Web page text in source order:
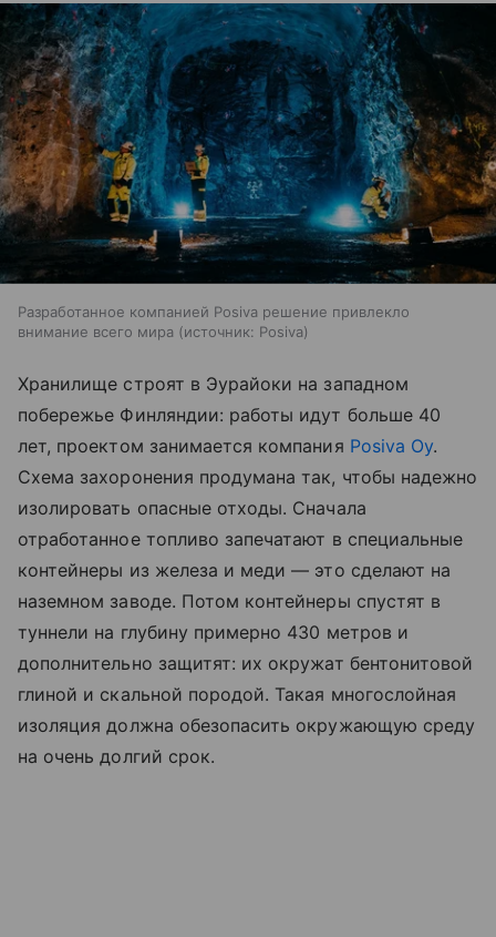
Разработанное компанией Posiva решение привлекло
внимание всего мира
источник: Posiva
Хранилище строят в Эурайоки на западном
побережье Финляндии: работы идут больше 40
лет, проектом занимается компания Posiva Oy.
Схема захоронения продумана так, чтобы надежно
изолировать опасные отходы. Сначала
отработанное топливо запечатают в специальные
контейнеры из железа и меди — это сделают на
наземном заводе. Потом контейнеры спустят в
туннели на глубину примерно 430 метров и
дополнительно защитят: их окружат бентонитовой
глиной и скальной породой. Такая многослойная
изоляция должна обезопасить окружающую среду
на очень долгий срок.